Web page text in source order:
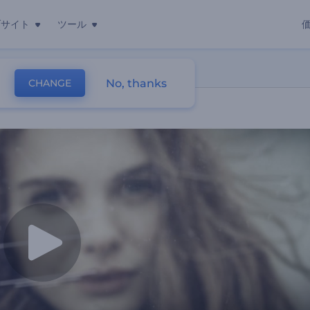
イト ツール
CHANGE No, thanks